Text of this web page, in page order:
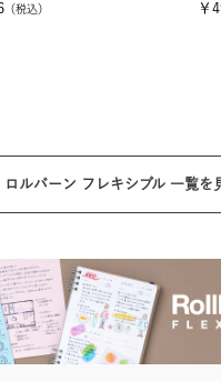
（税込） ￥
ロルバーン フレキシブル 一覧を